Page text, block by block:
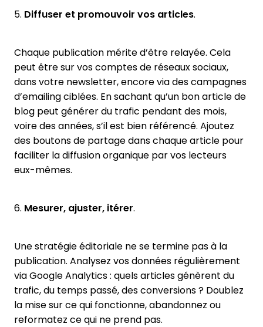
5. Diffuser et promouvoir vos articles.
Chaque publication mérite d’être relayée. Cela
peut être sur vos comptes de réseaux sociaux,
dans votre newsletter, encore via des campagnes
d’emailing ciblées. En sachant qu’un bon article de
blog peut générer du trafic pendant des mois,
voire des années, s’il est bien référencé. Ajoutez
des boutons de partage dans chaque article pour
faciliter la diffusion organique par vos lecteurs
eux-mêmes.
6. Mesurer, ajuster, itérer.
Une stratégie éditoriale ne se termine pas à la
publication. Analysez vos données régulièrement
via Google Analytics : quels articles génèrent du
trafic, du temps passé, des conversions ? Doublez
la mise sur ce qui fonctionne, abandonnez ou
reformatez ce qui ne prend pas.